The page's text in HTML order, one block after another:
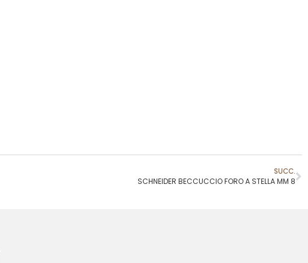
SUCC.
SCHNEIDER BECCUCCIO FORO A STELLA MM 8